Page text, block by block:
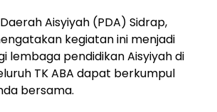
Aisyiyah (PDA) Sidrap,
kegiatan ini menjadi
lembaga pendidikan Aisyiyah di
TK ABA dapat berkumpul
bersama.